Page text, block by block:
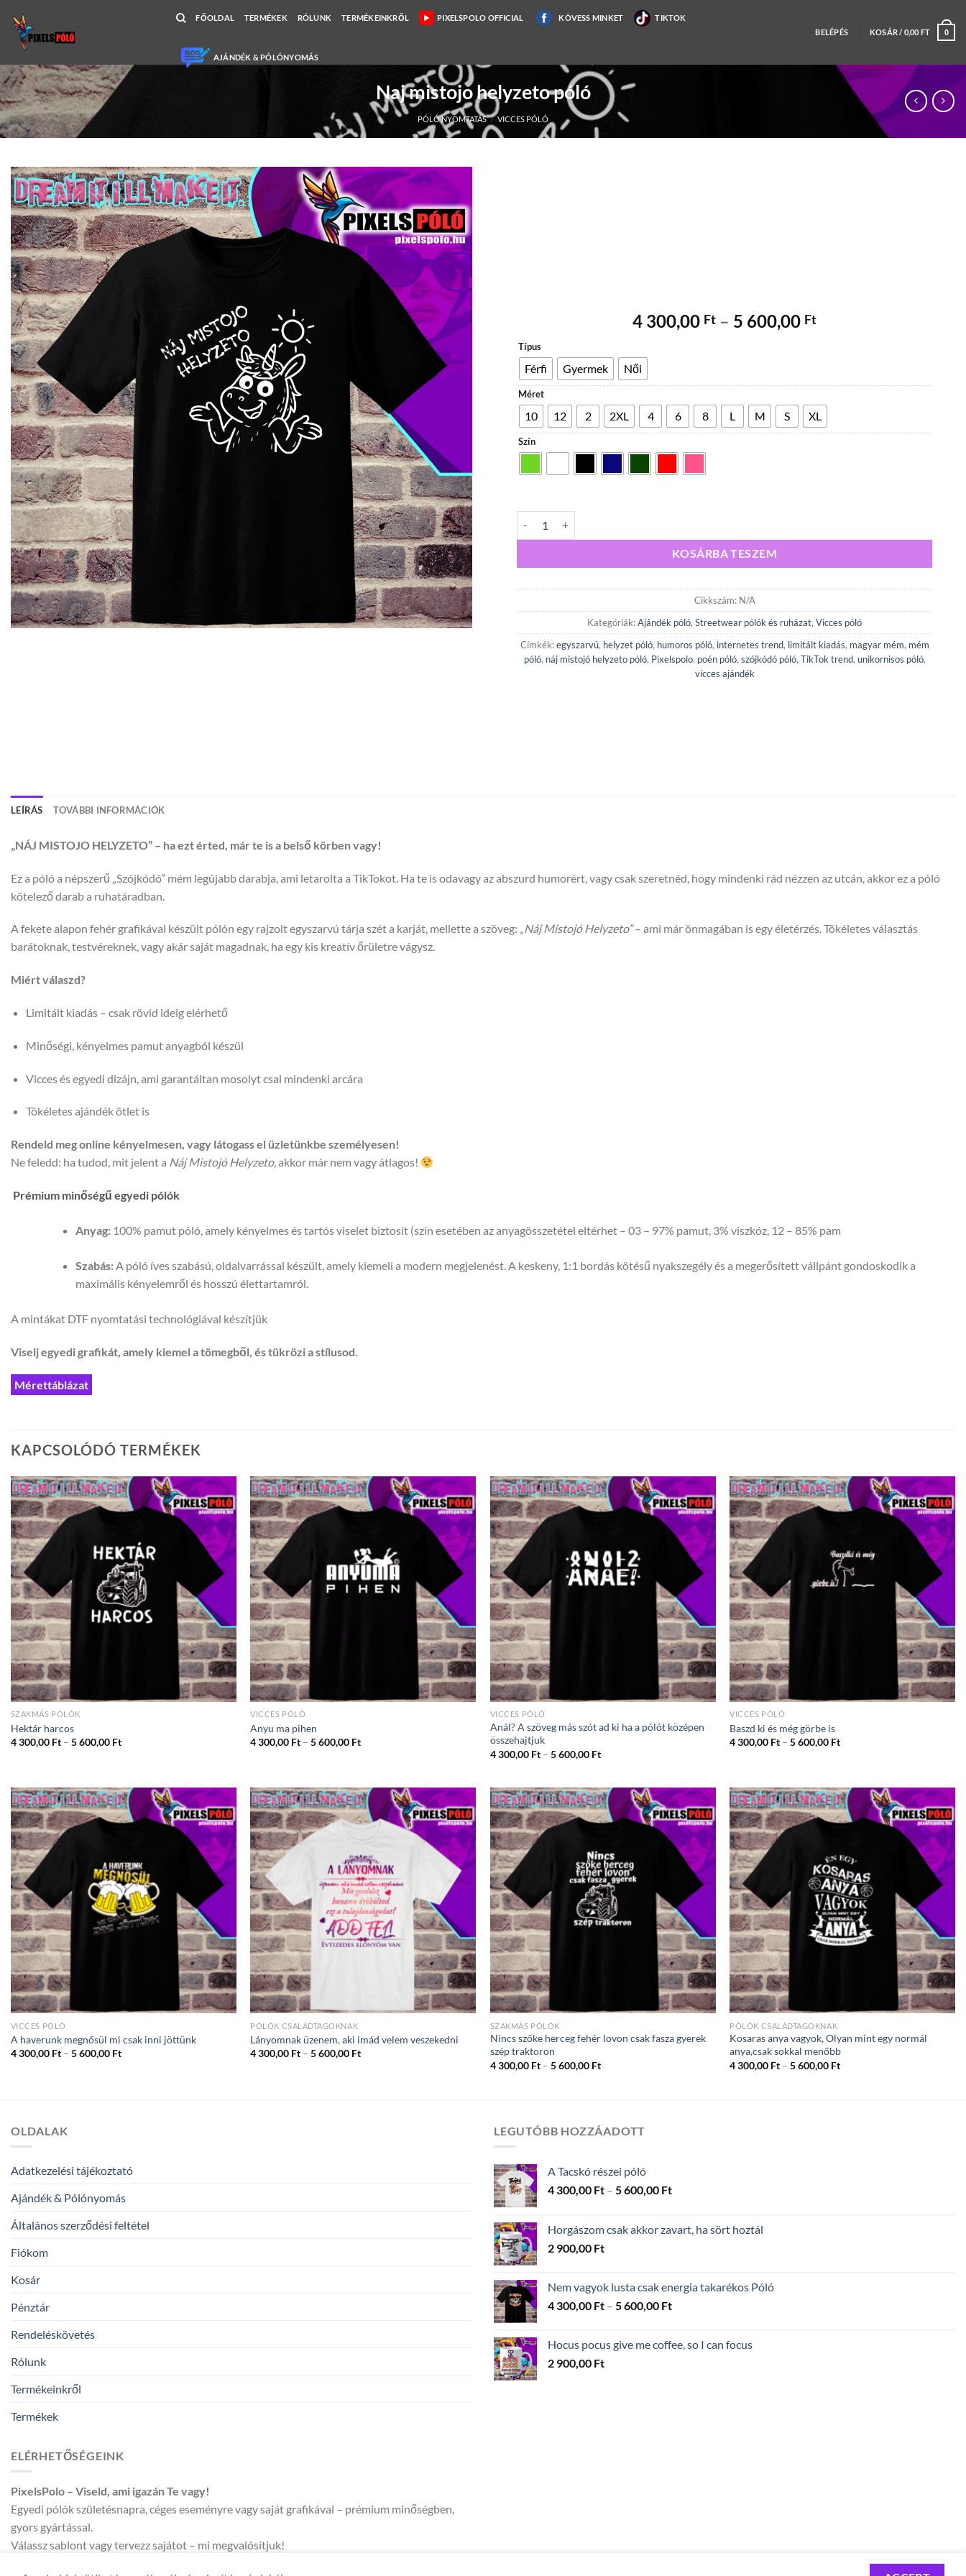
content
FŐOLDAL TERMÉKEK RÓLUNK TERMÉKEINKRŐL PIXELSPOLO OFFICIAL KÖVESS MINKET TIKTOK
AJÁNDÉK & PÓLÓNYOMÁS
BELÉPÉS KOSÁR /0,00 FT 0
Naj mistojo helyzeto póló
PÓLÓ NYOMTATÁS / VICCES PÓLÓ
4 300,00 Ft – 5 600,00 FtÁrtartomány:
5
600,00 Ft
Típus
Férfi Gyermek Női
Méret
10 12 2 2XL 4 6 8 L M S XL
Szín
KOSÁRBA TESZEM
Cikkszám: N/A
Kategóriák:Ajándék póló, Streetwear pólók és ruházat, Vicces póló
Címkék:egyszarvú, helyzet póló, humoros póló, internetes trend, limitált kiadás, magyar mém, mém
póló, náj mistojó helyzeto póló, Pixelspolo, poén póló, szójkódó póló, TikTok trend, unikornisos póló,
vicces ajándék
LEÍRÁS TOVÁBBI INFORMÁCIÓK
„NÁJ MISTOJO HELYZETO” – ha ezt érted, már te is a belső körben vagy!
Ez a póló a népszerű „Szójkódó” mém legújabb darabja, ami letarolta a TikTokot. Ha te is odavagy az abszurd humorért, vagy csak szeretnéd, hogy mindenki rád nézzen az utcán, akkor ez a póló
kötelező darab a ruhatáradban.
A fekete alapon fehér grafikával készült pólón egy rajzolt egyszarvú tárja szét a karját, mellette a szöveg: „Náj Mistojó Helyzeto”– ami már önmagában is egy életérzés. Tökéletes választás
barátoknak, testvéreknek, vagy akár saját magadnak, ha egy kis kreatív őrületre vágysz.
Miért válaszd?
Limitált kiadás – csak rövid ideig elérhető
Minőségi, kényelmes pamut anyagból készül
Vicces és egyedi dizájn, ami garantáltan mosolyt csal mindenki arcára
Tökéletes ajándék ötlet is
Rendeld meg online kényelmesen, vagy látogass el üzletünkbe személyesen!
Ne feledd: ha tudod, mit jelent a Náj Mistojó Helyzeto, akkor már nem vagy átlagos!
Prémium minőségű egyedi pólók
Anyag:100% pamut póló, amely kényelmes és tartós viselet biztosít (szín esetében az anyagösszetétel eltérhet – 03 – 97% pamut, 3% viszkóz, 12 – 85% pam
Szabás:A póló íves szabású, oldalvarrással készült, amely kiemeli a modern megjelenést. A keskeny, 1:1 bordás kötésű nyakszegély és a megerősített vállpánt gondoskodik a
maximális kényelemről és hosszú élettartamról.
A mintákat DTF nyomtatási technológiával készítjük
Viselj egyedi grafikát, amely kiemel a tömegből, és tükrözi a stílusod.
Mérettáblázat
KAPCSOLÓDÓ TERMÉKEK
SZAKMÁS PÓLÓK
Hektár harcos
4 300,00 Ft – 5 600,00 FtÁrtartomány:
600,00 Ft
VICCES PÓLÓ
Anyu ma pihen
4 300,00 Ft – 5 600,00 FtÁrtartomány:
600,00 Ft
VICCES PÓLÓ
Anál? A szöveg más szót ad ki ha a pólót középen
összehajtjuk
4 300,00 Ft – 5 600,00 FtÁrtartomány:
5
600,00 Ft
VICCES PÓLÓ
Baszd ki és még görbe is
4 300,00 Ft – 5 600,00 FtÁrtartomány:
600,00 Ft
VICCES PÓLÓ
A haverunk megnősül mi csak inni jöttünk
4 300,00 Ft – 5 600,00 FtÁrtartomány:
PÓLÓK CSALÁDTAGOKNAK
Lányomnak üzenem, aki imád velem veszekedni
4 300,00 Ft – 5 600,00 FtÁrtartomány:
SZAKMÁS PÓLÓK
Nincs szőke herceg fehér lovon csak fasza gyerek
szép traktoron
4 300,00 Ft – 5 600,00 FtÁrtartomány:
PÓLÓK CSALÁDTAGOKNAK
Kosaras anya vagyok, Olyan mint egy normál
anya,csak sokkal menőbb
4 300,00 Ft – 5 600,00 FtÁrtartomány:
OLDALAK
Adatkezelési tájékoztató
Ajándék & Pólónyomás
Általános szerződési feltétel
Fiókom
Kosár
Pénztár
Rendeléskövetés
Rólunk
Termékeinkről
Termékek
LEGUTÓBB HOZZÁADOTT
A Tacskó részei póló
4 300,00 Ft – 5 600,00 FtÁrtartomány:
-
Horgászom csak akkor zavart, ha sört hoztál
2 900,00 Ft
Nem vagyok lusta csak energia takarékos Póló
4 300,00 Ft – 5 600,00 FtÁrtartomány:
-
Hocus pocus give me coffee, so I can focus
2 900,00 Ft
ELÉRHETŐSÉGEINK
PixelsPolo – Viseld, ami igazán Te vagy!
Egyedi pólók születésnapra, céges eseményre vagy saját grafikával – prémium minőségben,
gyors gyártással.
Válassz sablont vagy tervezz sajátot – mi megvalósítjuk!